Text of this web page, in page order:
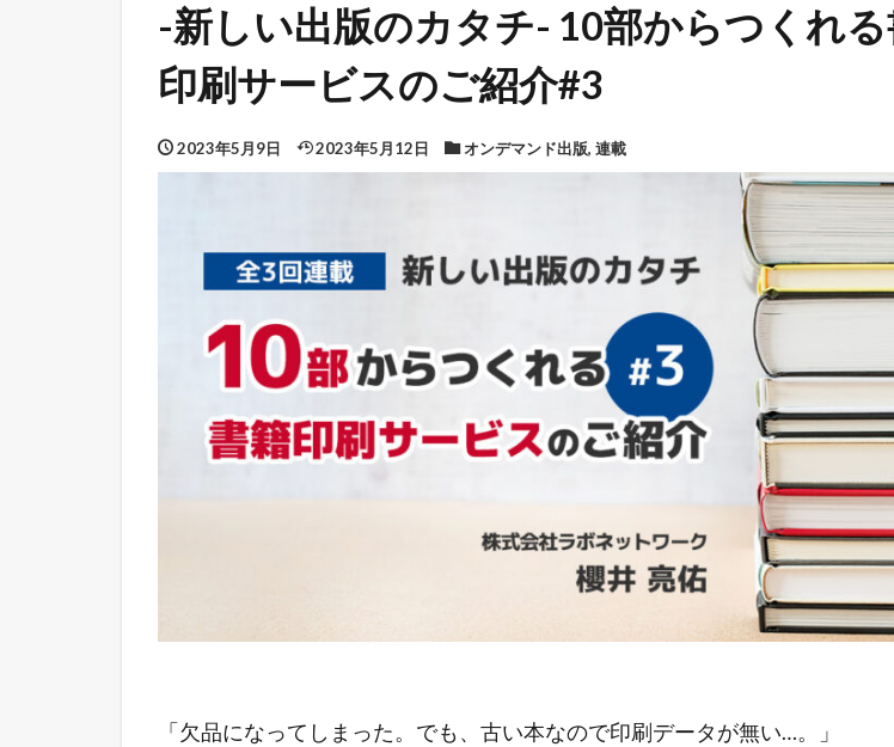
-新しい出版のカタチ- 10部からつくれ
印刷サービスのご紹介#3
2023年5月9日 2023年5月12日 オンデマンド出版, 連載
「欠品になってしまった。でも、古い本なので印刷データが無い…。」